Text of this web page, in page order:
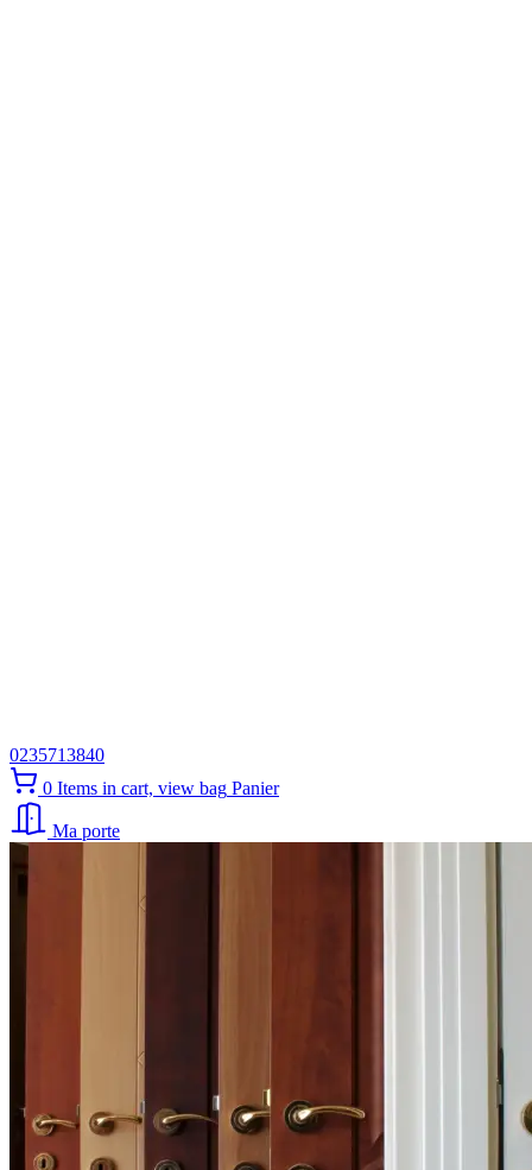
0235713840
0 Items in cart, view bag Panier
Ma porte